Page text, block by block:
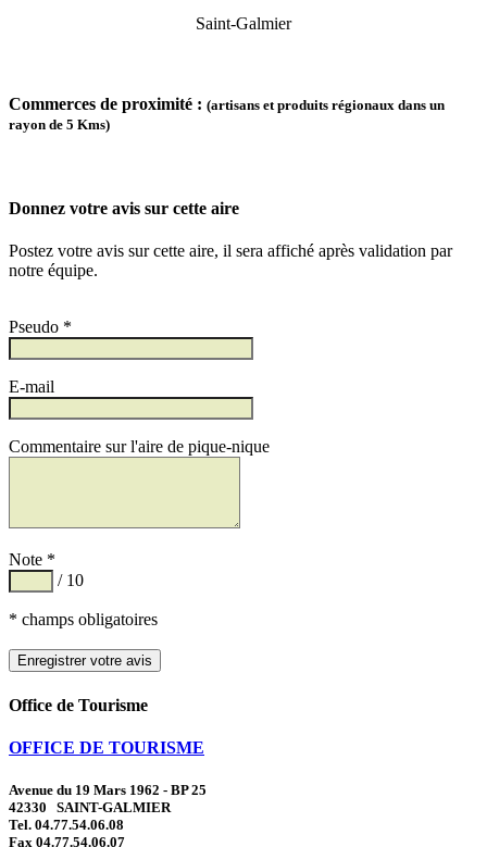
Saint-Galmier
Commerces de proximité : (artisans et produits régionaux dans un
rayon de 5 Kms)
Donnez votre avis sur cette aire
Postez votre avis sur cette aire, il sera affiché après validation par
notre équipe.
Pseudo *
E-mail
Commentaire sur l'aire de pique-nique
Note *
/ 10
* champs obligatoires
Office de Tourisme
OFFICE DE TOURISME
Avenue du 19 Mars 1962 - BP 25
42330 SAINT-GALMIER
Tel. 04.77.54.06.08
Fax 04.77.54.06.07